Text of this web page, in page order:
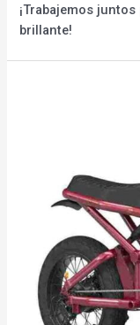
¡Trabajemos
brillante!